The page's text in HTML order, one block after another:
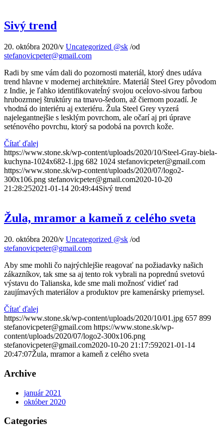
Sivý trend
20. októbra 2020/v Uncategorized @sk /od
stefanovicpeter@gmail.com
Radi by sme vám dali do pozornosti materiál, ktorý dnes udáva
trend hlavne v modernej architektúre. Materiál Steel Grey pôvodom
z Indie, je ľahko identifikovateĺný svojou oceĺovo-sivou farbou
hrubozrnnej štruktúry na tmavo-šedom, až čiernom pozadí. Je
vhodná do interiéru aj exteriéru. Žula Steel Grey vyzerá
najelegantnejšie s lesklým povrchom, ale očarí aj pri úprave
seténového povrchu, ktorý sa podobá na povrch kože.
Čítať ďalej
https://www.stone.sk/wp-content/uploads/2020/10/Steel-Gray-biela-
kuchyna-1024x682-1.jpg 682 1024 stefanovicpeter@gmail.com
https://www.stone.sk/wp-content/uploads/2020/07/logo2-
300x106.png stefanovicpeter@gmail.com2020-10-20
21:28:252021-01-14 20:49:44Sivý trend
Žula, mramor a kameň z celého sveta
20. októbra 2020/v Uncategorized @sk /od
stefanovicpeter@gmail.com
Aby sme mohli čo najrýchlejšie reagovať na požiadavky našich
zákazníkov, tak sme sa aj tento rok vybrali na poprednú svetovú
výstavu do Talianska, kde sme mali možnosť vidieť rad
zaujímavých materiálov a produktov pre kamenársky priemysel.
Čítať ďalej
https://www.stone.sk/wp-content/uploads/2020/10/01.jpg 657 899
stefanovicpeter@gmail.com https://www.stone.sk/wp-
content/uploads/2020/07/logo2-300x106.png
stefanovicpeter@gmail.com2020-10-20 21:17:592021-01-14
20:47:07Žula, mramor a kameň z celého sveta
Archive
január 2021
október 2020
Categories